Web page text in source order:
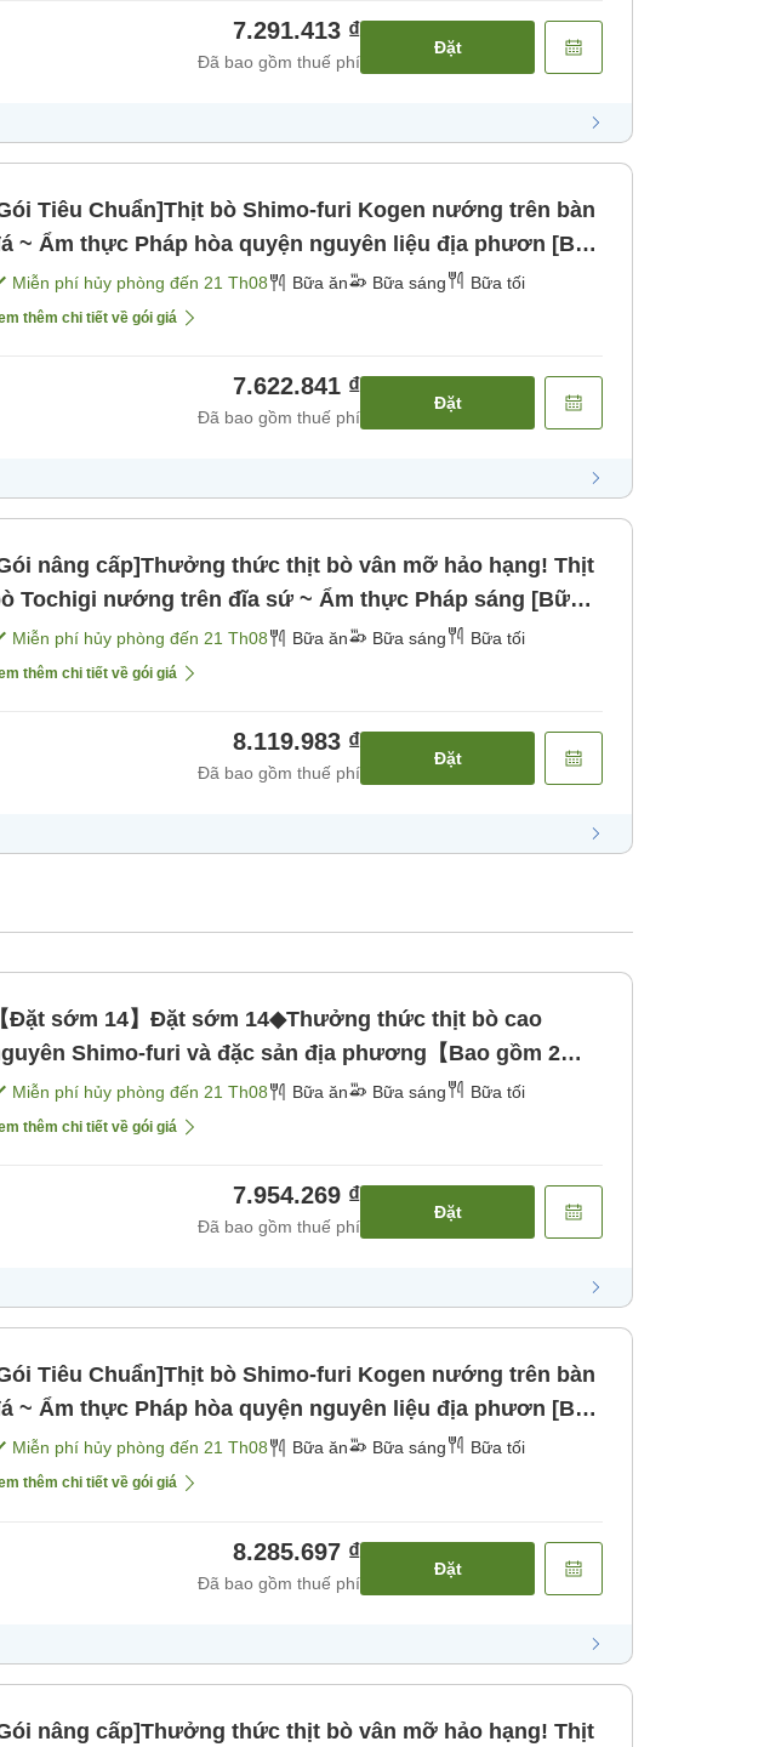
7.291.413 ₫
Đã bao gồm thuế phí
Đặt
Tiêu Chuẩn]Thịt bò Shimo-furi Kogen nướng trên bàn
~ Ẩm thực Pháp hòa quyện nguyên liệu địa phươn [Bữa
[Bữa tối]
Miễn phí hủy phòng đến 21 Th08 Bữa ăn Bữa sáng Bữa tối
thêm chi tiết về gói giá
7.622.841 ₫
Đã bao gồm thuế phí
Đặt
nâng cấp]Thưởng thức thịt bò vân mỡ hảo hạng! Thịt
Tochigi nướng trên đĩa sứ ~ Ẩm thực Pháp sáng [Bữa
[Bữa tối]
Miễn phí hủy phòng đến 21 Th08 Bữa ăn Bữa sáng Bữa tối
thêm chi tiết về gói giá
8.119.983 ₫
Đã bao gồm thuế phí
Đặt
【Đặt sớm 14】Đặt sớm 14◆Thưởng thức thịt bò cao
Shimo-furi và đặc sản địa phương【Bao gồm 2
ăn】 [Bữa sáng] [Bữa tối]
Miễn phí hủy phòng đến 21 Th08 Bữa ăn Bữa sáng Bữa tối
thêm chi tiết về gói giá
7.954.269 ₫
Đã bao gồm thuế phí
Đặt
Tiêu Chuẩn]Thịt bò Shimo-furi Kogen nướng trên bàn
~ Ẩm thực Pháp hòa quyện nguyên liệu địa phươn [Bữa
[Bữa tối]
Miễn phí hủy phòng đến 21 Th08 Bữa ăn Bữa sáng Bữa tối
thêm chi tiết về gói giá
8.285.697 ₫
Đã bao gồm thuế phí
Đặt
nâng cấp]Thưởng thức thịt bò vân mỡ hảo hạng! Thịt